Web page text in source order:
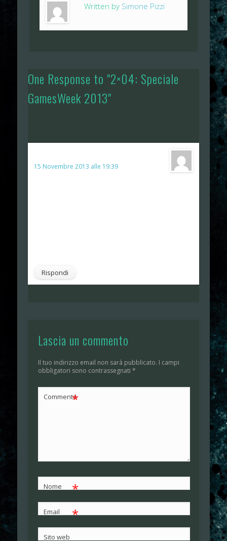
Written by Simone Pizzi
One Response to "2×04: Speciale
GamesWeek 2013"
15 Novembre 2013 alle 19:39
Rispondi
Lascia un commento
Il tuo indirizzo email non sarà pubblicato. I campi
obbligatori sono contrassegnati *
Commento
*
Nome *
Email *
Sito web